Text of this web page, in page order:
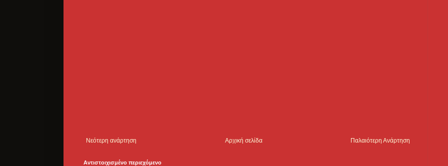
Νεότερη ανάρτηση Παλαιότερη Ανάρτηση
Αρχική σελίδα
Αντιστοιχισμένο περιεχόμενο